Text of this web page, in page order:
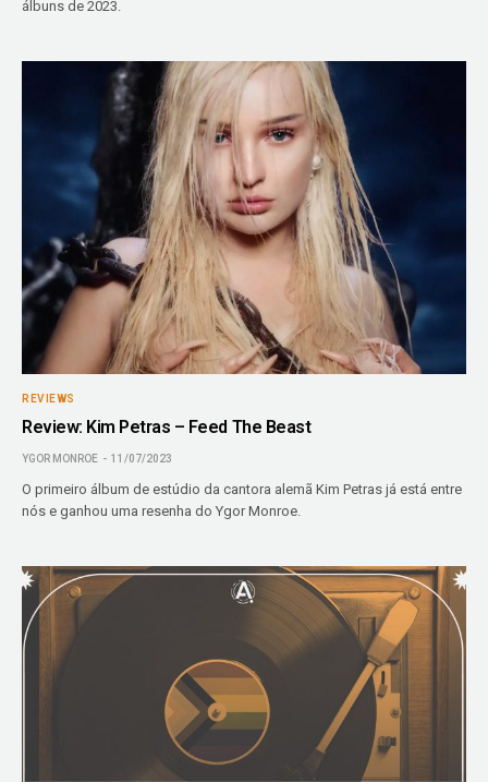
álbuns de 2023.
REVIEWS
Review: Kim Petras – Feed The Beast
YGOR MONROE 11/07/2023
O primeiro álbum de estúdio da cantora alemã Kim Petras já está entre
nós e ganhou uma resenha do Ygor Monroe.